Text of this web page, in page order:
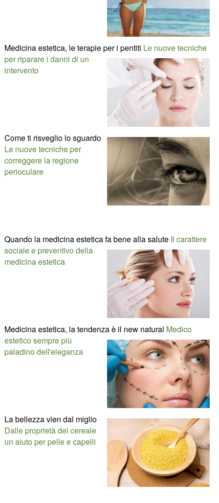
Medicina estetica, le terapie per i pentiti Le nuove tecniche
per riparare i danni di un
intervento
Come ti risveglio lo sguardo
Le nuove tecniche per
correggere la regione
perioculare
Quando la medicina estetica fa bene alla salute Il carattere
sociale e preventivo della
medicina estetica
Medicina estetica, la tendenza è il new natural Medico
estetico sempre più
paladino dell'eleganza
La bellezza vien dal miglio
Dalle proprietà del cereale
un aiuto per pelle e capelli